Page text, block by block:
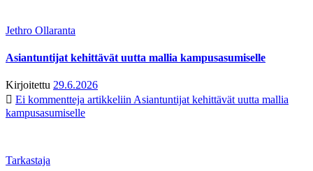
Jethro Ollaranta
Asiantuntijat kehittävät uutta mallia kampusasumiselle
Kirjoitettu 29.6.2026
Ei kommentteja artikkeliin Asiantuntijat kehittävät uutta mallia
kampusasumiselle
Tarkastaja